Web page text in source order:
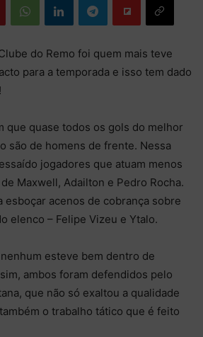
do Remo foi quem mais teve
para a temporada e isso tem dado
que quase todos os gols do melhor
são de homens de frente. Nessa
jogadores que atuam menos
Maxwell, Adailton e Pedro Rocha.
esboçar acenos de cobrança sobre
elenco – Felipe Vizeu e Ytalo.
esteve bem dentro de
ambos foram defendidos pelo
que não só exaltou a qualidade
o trabalho tático que é feito